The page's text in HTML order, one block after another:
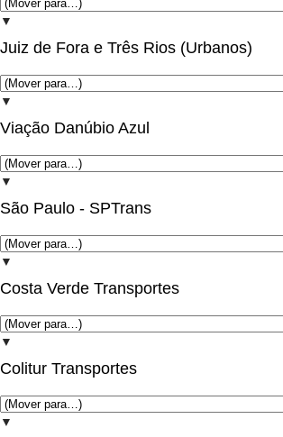
▼
Juiz de Fora e Três Rios (Urbanos)
▼
Viação Danúbio Azul
▼
São Paulo - SPTrans
▼
Costa Verde Transportes
▼
Colitur Transportes
▼